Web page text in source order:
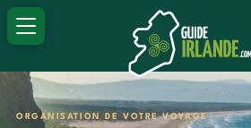
ORGANISATION DE VOTRE VOYAGE